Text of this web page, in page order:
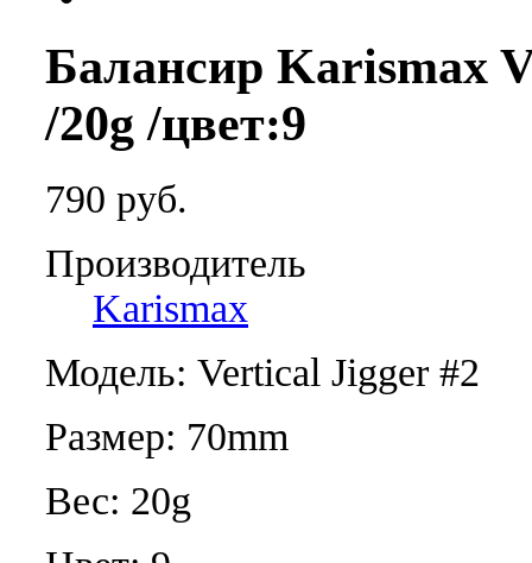
Балансир Karismax
/20g /цвет:9
790 руб.
Производитель
Karismax
Модель: Vertical Jigger #2
Размер: 70mm
Вес: 20g